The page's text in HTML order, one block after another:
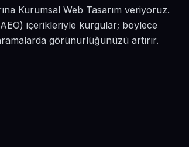
Kurumsal Web Tasarım veriyoruz.
içerikleriyle kurgular; böylece
görünürlüğünüzü artırır.